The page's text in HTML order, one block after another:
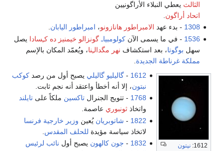
الثالث يعطي النبلاء الأراگونيين
اتحاد أراگون
1308 - بدء عهد الامبراطور هانازونو، امبراطور اليابان.
1536 - في ما يسمى الآنكولومبياـ گونزالو خيمنيز ده كـِسادا يصل
سهل بوگوتا، بعد استكشاف نهر مگدالـِنا، ويُعمّد المكان بالإسم
مملكة غرناطة الجديدة
1612: نپتون
1612
- گاليليو گاليلي يصبح أول من رصد كوكب
نبتون، إلا أنه أخطأ واعتقد أنه نجم ثابت.
1768 - تتويج الجنرال تاكسين ملكاً على تايلند
واتخاذ ثونبوري عاصمة.
1822
- شاتوبريان يُعين وزير خارجية فرنسا
لاتخاذ سياسة مؤيدة للحلف المقدس
1832
- جون كالهون يصبح أول نائب لرئيس